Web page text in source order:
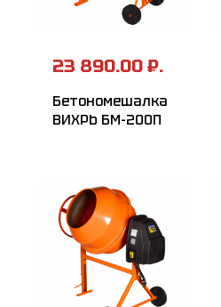
23 890.00 ₽.
Бетономешалка
ВИХРЬ БМ-200П